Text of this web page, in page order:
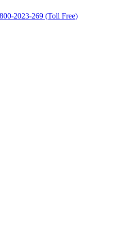
2023-269 (Toll Free)